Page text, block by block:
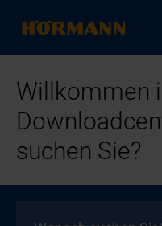
Willkommen
suchen Sie?